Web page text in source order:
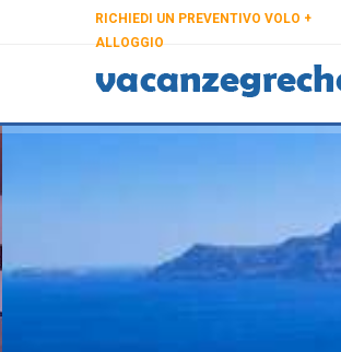
RICHIEDI UN PREVENTIVO VOLO +
ALLOGGIO